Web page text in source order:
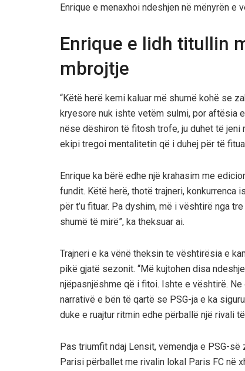
Enrique e menaxhoi ndeshjen në mënyrën e
Enrique e lidh titullin
mbrojtje
“Këtë herë kemi kaluar më shumë kohë se
kryesore nuk ishte vetëm sulmi, por aftësia
nëse dëshiron të fitosh trofe, ju duhet të jeni
ekipi tregoi mentalitetin që i duhej për të
Enrique ka bërë edhe një krahasim me
fundit. Këtë herë, thotë trajneri, konkurrenca
për t’u fituar. Pa dyshim, më i vështirë nga
shumë të mirë”, ka theksuar ai.
Trajneri e ka vënë theksin te vështirësia e
pikë gjatë sezonit. “Më kujtohen disa
njëpasnjëshme që i fitoi. Ishte e vështirë. Ne
narrativë e bën të qartë se PSG-ja e ka
duke e ruajtur ritmin edhe përballë një rivali
Pas triumfit ndaj Lensit, vëmendja e PSG-
Parisi përballet me rivalin lokal Paris FC në